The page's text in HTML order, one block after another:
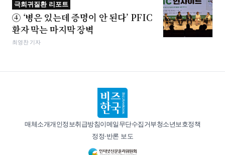
극희귀질환 리포트
④ ‘병은 있는데 증명이 안 된다’ PFIC
환자 막는 마지막 장벽
최영찬 기자
매체소개개인정보취급방침이메일무단수집거부청소년보호정책
정정·반론 보도